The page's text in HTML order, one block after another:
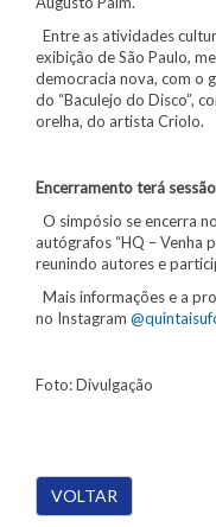
Entre as atividades
exibição de São Paulo,
democracia nova, com o
do “Baculejo do Disco”,
orelha, do artista Criolo.
Encerramento terá
O simpósio se encerra
autógrafos “HQ – Venha
reunindo autores e
Mais informações e a
no Instagram
Foto: Divulgação
VOLTAR